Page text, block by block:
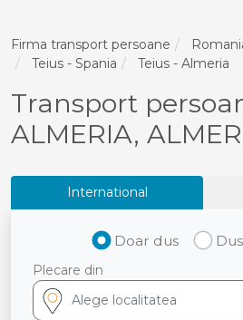
Firma transport persoane
Teius - Spania
Teius - Almeria
Transport
ALMERIA,
International
Doar dus
Plecare din